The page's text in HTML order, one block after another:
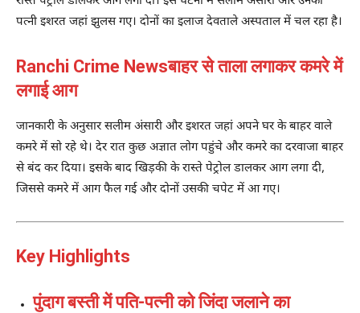
पत्नी इशरत जहां झुलस गए। दोनों का इलाज देवताले अस्पताल में चल रहा है।
Ranchi Crime Newsबाहर से ताला लगाकर कमरे में
लगाई आग
जानकारी के अनुसार सलीम अंसारी और इशरत जहां अपने घर के बाहर वाले
कमरे में सो रहे थे। देर रात कुछ अज्ञात लोग पहुंचे और कमरे का दरवाजा बाहर
से बंद कर दिया। इसके बाद खिड़की के रास्ते पेट्रोल डालकर आग लगा दी,
जिससे कमरे में आग फैल गई और दोनों उसकी चपेट में आ गए।
Key Highlights
पुंदाग बस्ती में पति-पत्नी को जिंदा जलाने का